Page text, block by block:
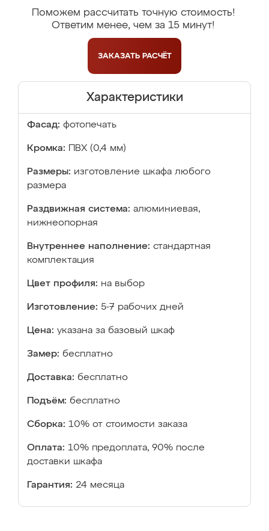
Поможем рассчитать точную стоимость!
Ответим менее, чем за 15 минут!
ЗАКАЗАТЬ РАСЧЁТ
Характеристики
Фасад: фотопечать
Кромка: ПВХ (0,4 мм)
Размеры: изготовление шкафа любого
размера
Раздвижная система: алюминиевая,
нижнеопорная
Внутреннее наполнение: стандартная
комплектация
Цвет профиля: на выбор
Изготовление: 5-7 рабочих дней
Цена: указана за базовый шкаф
Замер: бесплатно
Доставка: бесплатно
Подъём: бесплатно
Сборка: 10% от стоимости заказа
Оплата: 10% предоплата, 90% после
доставки шкафа
Гарантия: 24 месяца